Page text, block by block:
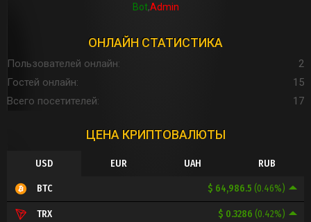
Bot Admin
ОНЛАЙН СТАТИСТИКА
Пользователей онлайн
2
Гостей онлайн
15
Всего посетителей
17
ЦЕНА КРИПТОВАЛЮТЫ
USD EUR UAH RUB
$ 64,986.5 (0.46%)
BTC
$ 0.3286 (0.42%)
TRX